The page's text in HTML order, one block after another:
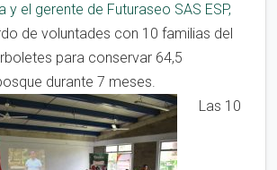
y el gerente de Futuraseo SAS ESP,
de voluntades con 10 familias del
para conservar 64,5
durante 7 meses.
Las 10